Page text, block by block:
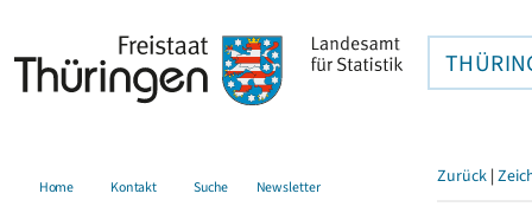
Home Kontakt Suche Newsletter Zurück |